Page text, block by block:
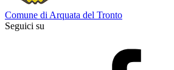
Comune di Arquata del Tronto
Seguici su